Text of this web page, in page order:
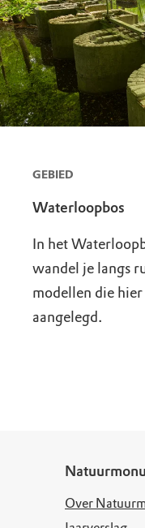
GEBIED
Waterloopbos
In het
wandel je langs
modellen die
aangelegd.
Over